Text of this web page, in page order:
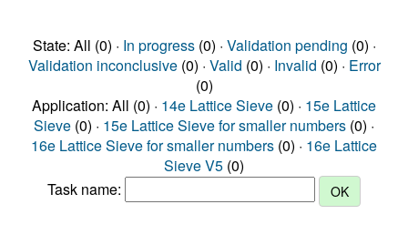
State: All (0) · In progress(0) · Validation pending (0) ·
Validation inconclusive(0) · Valid (0) · Invalid (0) · Error
(0)
Application: All (0) · 14e Lattice Sieve (0) · 15e Lattice
Sieve (0) · 15e Lattice Sieve for smaller numbers (0) ·
16e Lattice Sieve for smaller numbers (0) · 16e Lattice
Sieve V5 (0)
Task name: